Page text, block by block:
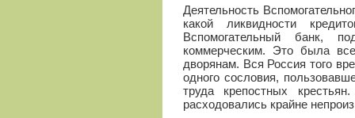
Деятельность
какой ликвидности
Вспомогательный банк,
коммерческим. Это была
дворянам. Вся Россия того
одного сословия,
труда крепостных
расходовались крайне